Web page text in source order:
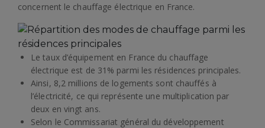
concernent le chauffage électrique en France.
Le taux d’équipement en France du chauffage
électrique est de 31% parmi les résidences principales.
Ainsi, 8,2 millions de logements sont chauffés à
l’électricité, ce qui représente une multiplication par
deux en vingt ans.
Selon le Commissariat général du développement